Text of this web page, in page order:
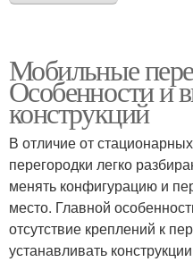
Мобильные
Особенности и
конструкций
В отличие от
перегородки легко
менять конфигурацию и
место. Главной
отсутствие креплений к
устанавливать